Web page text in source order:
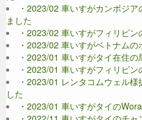
・2023/02 車いすがカンボジ
ました
・2023/02 車いすがフィリピ
・2023/02 車いすがベトナム
・2023/01 車いすがタイ在住
・2023/01 車いすがフィリピ
・2023/01 レンタコムウェル
した
・2023/01 車いすがタイの